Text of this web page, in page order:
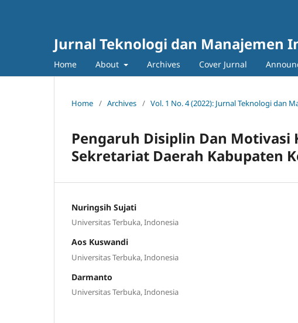
Jurnal Teknologi dan Manajemen
Home About Archives Cover Jurnal
Home / Archives / Vol. 1 No. 4 (2022): Jurnal Teknologi dan
Pengaruh Disiplin Dan Motivasi
Sekretariat Daerah Kabupaten
Nuringsih Sujati
Universitas Terbuka, Indonesia
Aos Kuswandi
Universitas Terbuka, Indonesia
Darmanto
Universitas Terbuka, Indonesia